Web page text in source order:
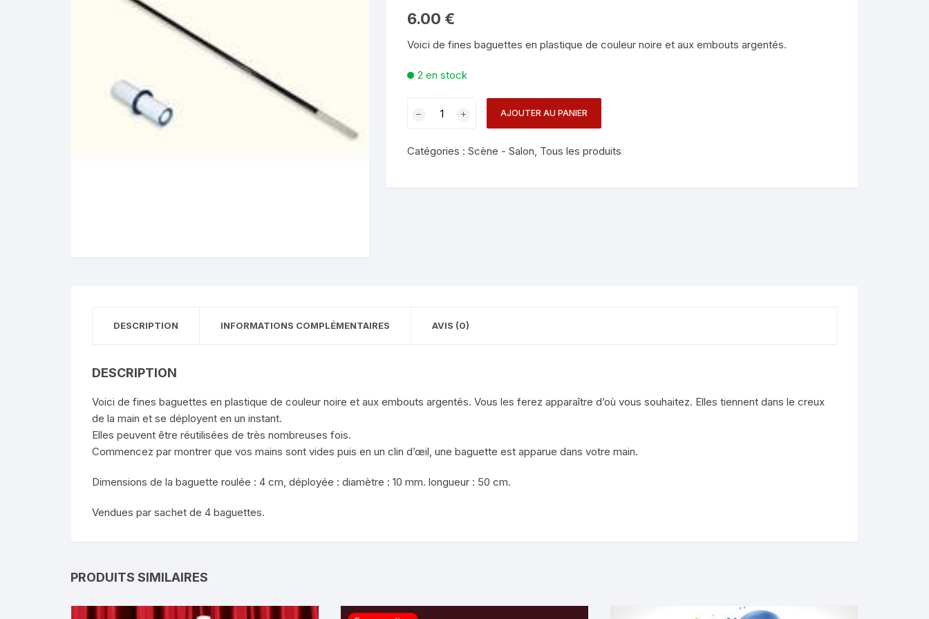
Chop Cup – GobeletsTours de corde
Grandes Illusions
Neige – Rubans – Steamers
Roughing – Produits
6.00 €
Voici de fines baguettes en plastique de couleur noire et aux embouts argentés.
2 en stock
DU
AJOUTER AU PANIER
Catégories : Scène - Salon, Tous les produits
DESCRIPTION INFORMATIONS COMPLÉMENTAIRES AVIS (0)
DESCRIPTION
Voici de fines baguettes en plastique de couleur noire et aux embouts argentés. Vous les ferez apparaître d’où vous souhaitez. Elles tiennent dans le creux
de la main et se déployent en un instant.
Elles peuvent être réutilisées de très nombreuses fois.
Commencez par montrer que vos mains sont vides puis en un clin d’œil, une baguette est apparue dans votre main.
Dimensions de la baguette roulée : 4 cm, déployée : diamètre : 10 mm. longueur : 50 cm.
Vendues par sachet de 4 baguettes.
PRODUITS SIMILAIRES